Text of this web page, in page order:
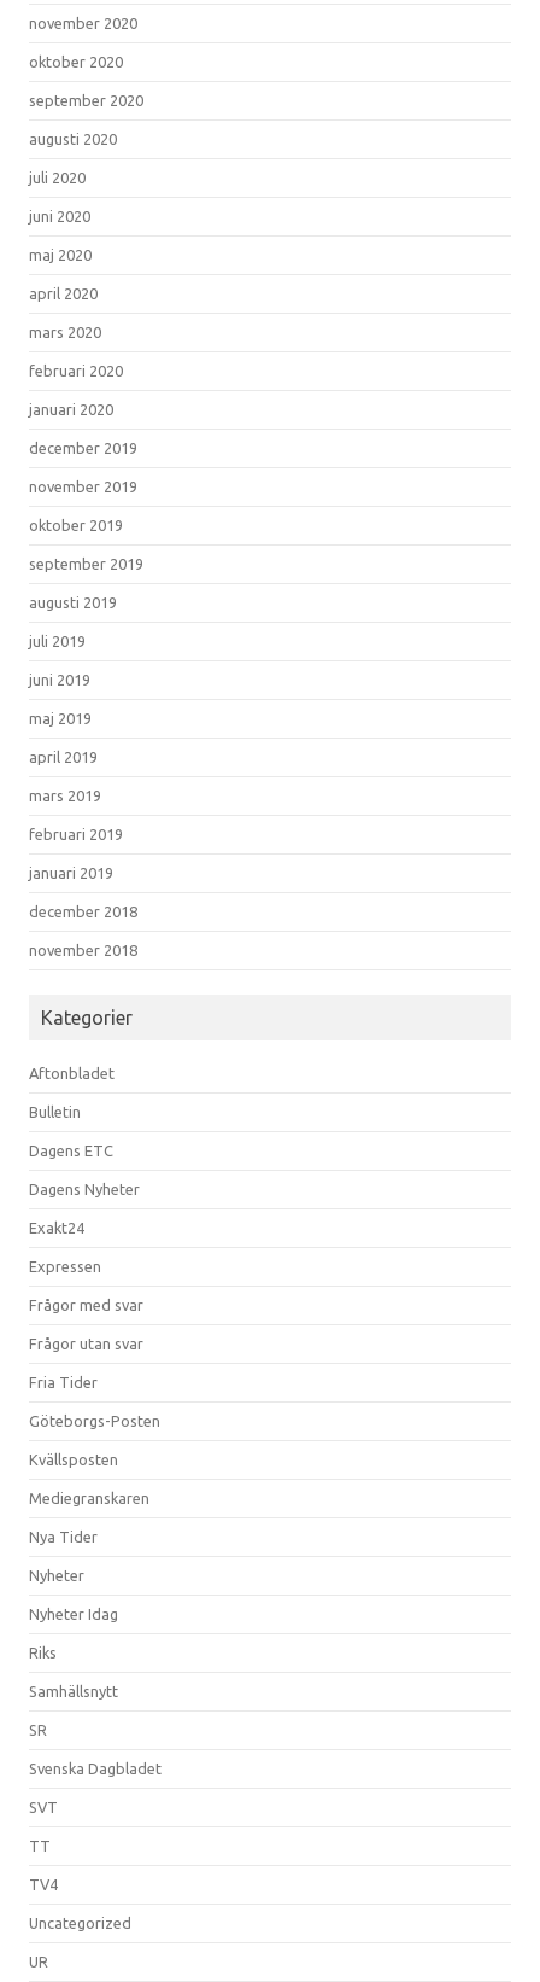
november 2020
oktober 2020
september 2020
augusti 2020
juli 2020
juni 2020
maj 2020
april 2020
mars 2020
februari 2020
januari 2020
december 2019
november 2019
oktober 2019
september 2019
augusti 2019
juli 2019
juni 2019
maj 2019
april 2019
mars 2019
februari 2019
januari 2019
december 2018
november 2018
Kategorier
Aftonbladet
Bulletin
Dagens ETC
Dagens Nyheter
Exakt24
Expressen
Frågor med svar
Frågor utan svar
Fria Tider
Göteborgs-Posten
Kvällsposten
Mediegranskaren
Nya Tider
Nyheter
Nyheter Idag
Riks
Samhällsnytt
SR
Svenska Dagbladet
SVT
TT
TV4
Uncategorized
UR